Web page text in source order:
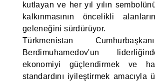
kutlayan ve her yıl yılın
kalkınmasının öncelikli
geleneğini sürdürüyor.
Türkmenistan
Berdimuhamedov'un
ekonomiyi güçlendirmek ve
standardını iyileştirmek amacıyla